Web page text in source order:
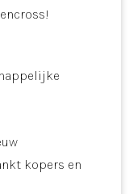
kopers en